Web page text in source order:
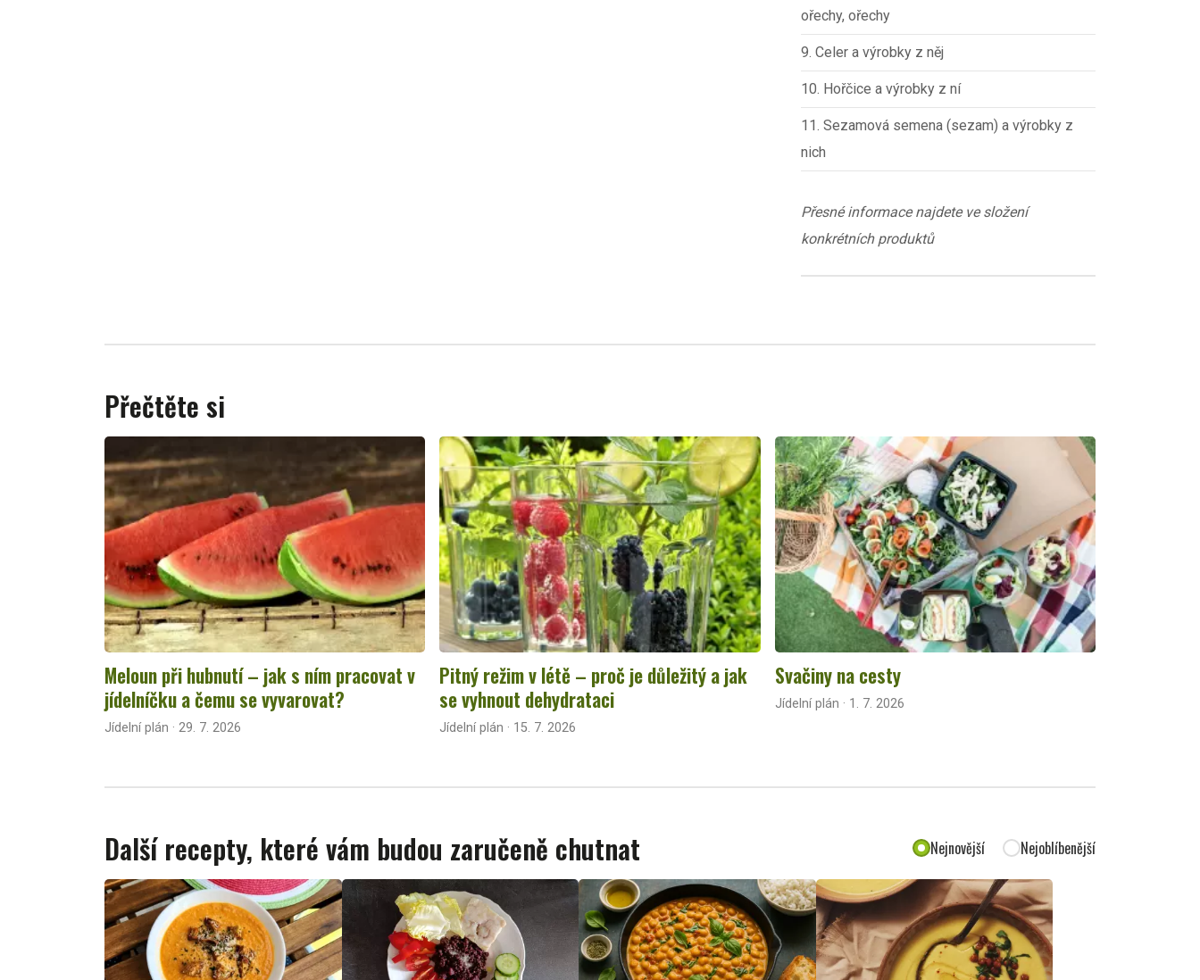
ořechy, ořechy
9. Celer a výrobky z něj
10. Hořčice a výrobky z ní
11. Sezamová semena (sezam) a výrobky z
nich
Přesné informace najdete ve složení
konkrétních produktů
Přečtěte si
Meloun při hubnutí – jak s ním pracovat v
jídelníčku a čemu se vyvarovat?
Jídelní plán · 29. 7. 2026
Pitný režim v létě – proč je důležitý a jak
se vyhnout dehydrataci
Jídelní plán · 15. 7. 2026
Svačiny na cesty
Jídelní plán · 1. 7. 2026
Další recepty, které vám budou zaručeně chutnat Nejnovější Nejoblíbenější